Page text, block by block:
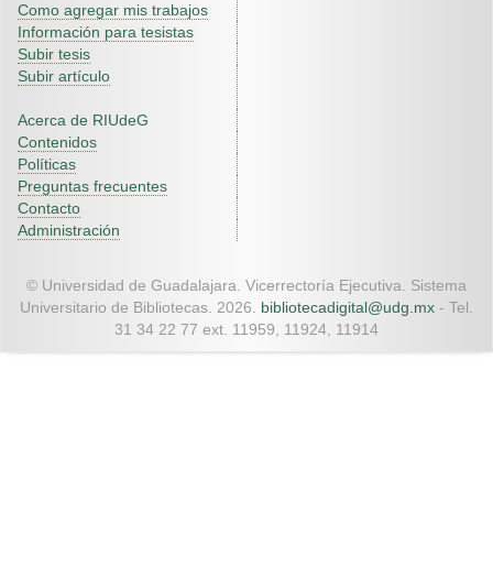
Como agregar mis trabajos
Información para tesistas
Subir tesis
Subir artículo
Acerca de RIUdeG
Contenidos
Políticas
Preguntas frecuentes
Contacto
Administración
© Universidad de Guadalajara. Vicerrectoría Ejecutiva. Sistema
Universitario de Bibliotecas. 2026. bibliotecadigital@udg.mx - Tel.
31 34 22 77 ext. 11959, 11924, 11914